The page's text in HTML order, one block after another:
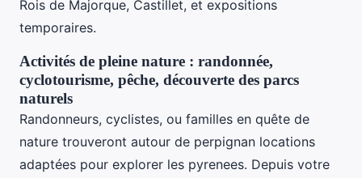
Rois de Majorque, Castillet, et expositions
temporaires.
Activités de pleine nature : randonnée,
cyclotourisme, pêche, découverte des parcs
naturels
Randonneurs, cyclistes, ou familles en quête de
nature trouveront autour de perpignan locations
adaptées pour explorer les pyrenees. Depuis votre